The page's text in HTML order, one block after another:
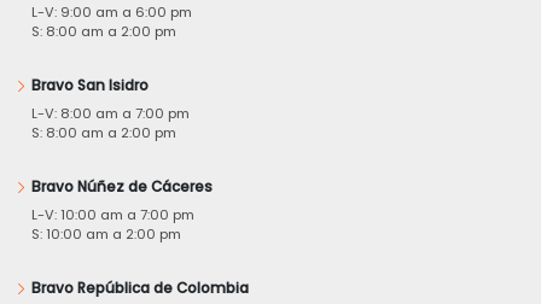
L-V: 9:00 am a 6:00 pm
S: 8:00 am a 2:00 pm
Bravo San Isidro
L-V: 8:00 am a 7:00 pm
S: 8:00 am a 2:00 pm
Bravo Núñez de Cáceres
L-V: 10:00 am a 7:00 pm
S: 10:00 am a 2:00 pm
Bravo República de Colombia